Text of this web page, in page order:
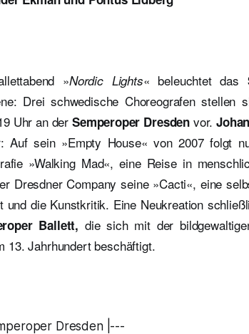
»Nordic Lights« beleuchtet das
Drei schwedische Choreografen stellen
Uhr an derSemperoper Dresden vor.
Auf sein »Empty House« von 2007 folgt
»Walking Mad«, eine Reise in
Dresdner Company seine »Cacti«, eine
und die Kunstkritik. Eine Neukreation
Ballett, die sich mit der
13. Jahrhundert beschäftigt.
Dresden |---